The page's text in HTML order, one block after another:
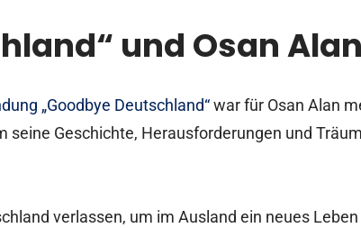
und Osan Alan
„Goodbye Deutschland“war für Osan Alan
Geschichte, Herausforderungen und
verlassen, um im Ausland ein neues